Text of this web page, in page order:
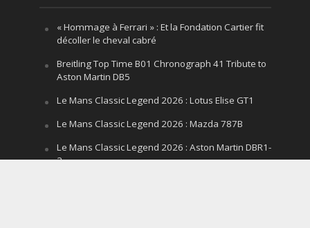
« Hommage à Ferrari » : Et la Fondation Cartier fit
décoller le cheval cabré
Breitling Top Time B01 Chronograph 41 Tribute to
Aston Martin DB5
Le Mans Classic Legend 2026 : Lotus Elise GT1
Le Mans Classic Legend 2026 : Mazda 787B
Le Mans Classic Legend 2026 : Aston Martin DBR1-
2